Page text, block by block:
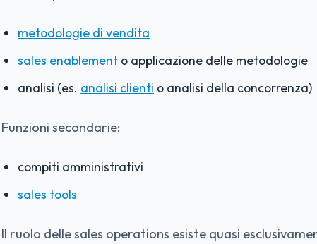
metodologie di vendita
sales enablement o applicazione delle metodologie
analisi (es. analisi clienti o analisi della concorrenza)
Funzioni secondarie:
compiti amministrativi
sales tools
Il ruolo delle sales operations esiste quasi